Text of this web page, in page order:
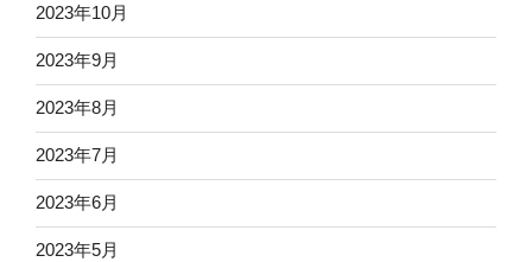
2023年10月
2023年9月
2023年8月
2023年7月
2023年6月
2023年5月